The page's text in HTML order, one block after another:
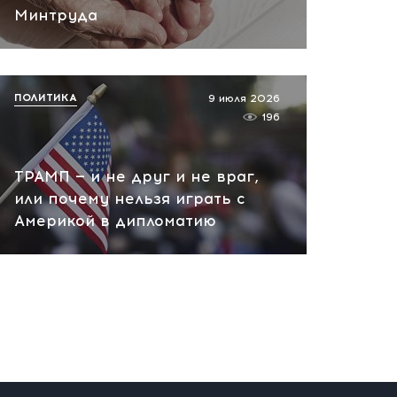
НАТО планирует и
России! Сенсационное
заявление хакеров
вчера, 10:07
Минтруда
ТРАМП — и не друг и не враг,
или почему нельзя играть с
Америкой в дипломатию
9 июля 2026
196
ПОЛИТИКА